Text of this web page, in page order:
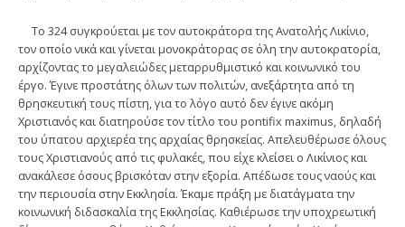
Το 324 συγκρούεται με τον αυτοκράτορα της Ανατολής Λικίνιο,
τον οποίο νικά και γίνεται μονοκράτορας σε όλη την αυτοκρατορία,
αρχίζοντας το μεγαλειώδες μεταρρυθμιστικό και κοινωνικό του
έργο. Έγινε προστάτης όλων των πολιτών, ανεξάρτητα από τη
θρησκευτική τους πίστη, για το λόγο αυτό δεν έγινε ακόμη
Χριστιανός και διατηρούσε τον τίτλο του pontifix maximus, δηλαδή
του ύπατου αρχιερέα της αρχαίας θρησκείας. Απελευθέρωσε όλους
τους Χριστιανούς από τις φυλακές, που είχε κλείσει ο Λικίνιος και
ανακάλεσε όσους βρισκόταν στην εξορία. Απέδωσε τους ναούς και
την περιουσία στην Εκκλησία. Έκαμε πράξη με διατάγματα την
κοινωνική διδασκαλία της Εκκλησίας. Καθιέρωσε την υποχρεωτική